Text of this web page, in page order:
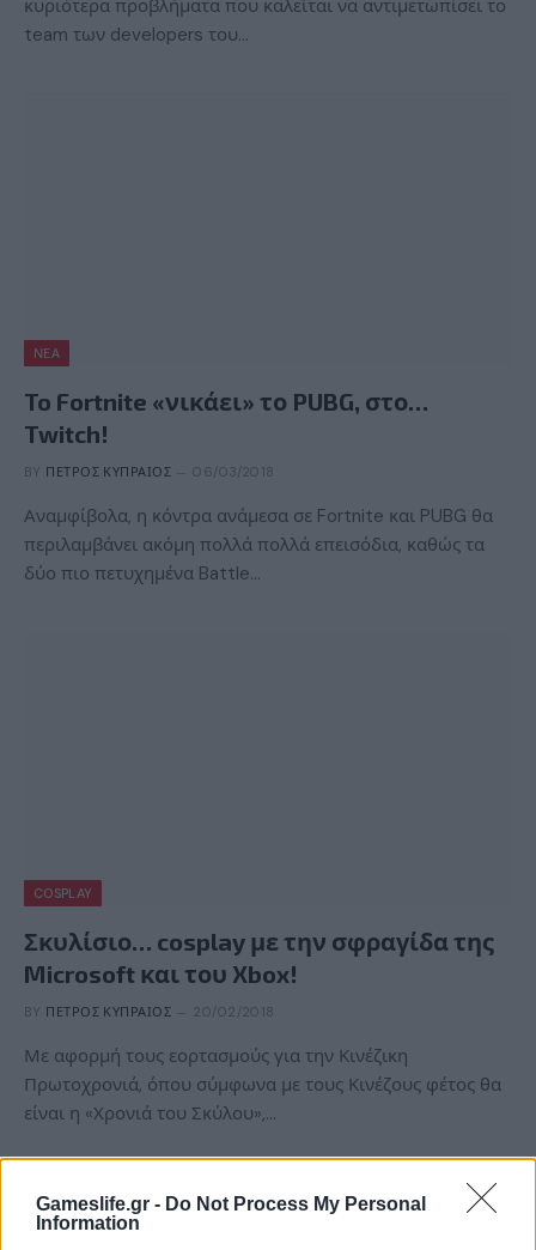
Gameslife.gr - Do Not Process My Personal
Information
κυριότερα προβλήματα που καλείται να αντιμετωπίσει το
team των developers του…
ΝΈΑ
To Fortnite «νικάει» το PUBG, στο…
Twitch!
BY ΠΈΤΡΟΣ ΚΥΠΡΑΊΟΣ 06/03/2018
Αναμφίβολα, η κόντρα ανάμεσα σε Fortnite και PUBG θα
περιλαμβάνει ακόμη πολλά πολλά επεισόδια, καθώς τα
δύο πιο πετυχημένα Battle…
COSPLAY
Σκυλίσιο… cosplay με την σφραγίδα της
Microsoft και του Xbox!
BY ΠΈΤΡΟΣ ΚΥΠΡΑΊΟΣ 20/02/2018
Με αφορμή τους εορτασμούς για την Κινέζικη
Πρωτοχρονιά, όπου σύμφωνα με τους Κινέζους φέτος θα
είναι η «Χρονιά του Σκύλου»,…